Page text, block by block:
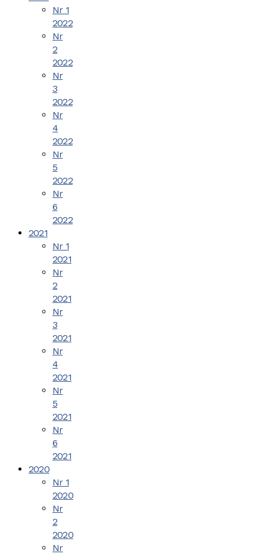
Nr 1
2022
Nr
2
2022
Nr
3
2022
Nr
4
2022
Nr
5
2022
Nr
6
2022
2021
Nr 1
2021
Nr
2
2021
Nr
3
2021
Nr
4
2021
Nr
5
2021
Nr
6
2021
2020
Nr 1
2020
Nr
2
2020
Nr